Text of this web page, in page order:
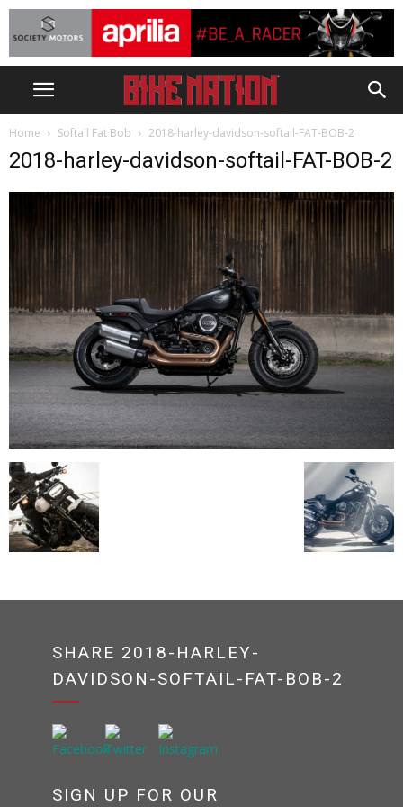
Home Softail Fat Bob 2018-harley-davidson-softail-FAT-BOB-2
2018-harley-davidson-softail-FAT-BOB-2
SHARE 2018-HARLEY-
DAVIDSON-SOFTAIL-FAT-BOB-2
SIGN UP FOR OUR